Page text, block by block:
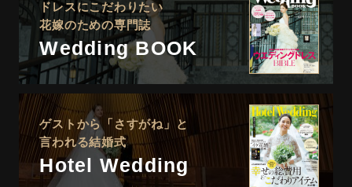
ドレスにこだわりたい
花嫁のための専門誌
Wedding BOOK
ゲストから「さすがね」と
言われる結婚式
Hotel Wedding